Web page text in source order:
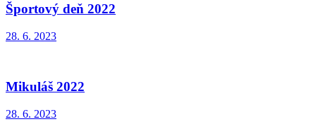
Športový deň 2022
28. 6. 2023
Mikuláš 2022
28. 6. 2023